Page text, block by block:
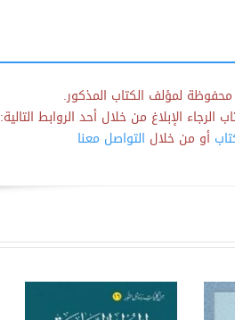
محفوظة لمؤلف الكتاب المذكور.
الإبلاغ من خلال أحد الروابط التالية:
أو من خلال التواصل معنا